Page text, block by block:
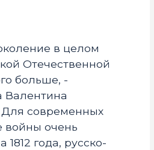
в целом
Отечественной
больше, -
Валентина
Для современных
войны очень
1812 года, русско-